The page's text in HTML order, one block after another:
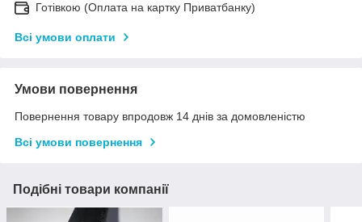
Готівкою (Оплата на картку Приватбанку)
Всі умови оплати
Умови повернення
Повернення товару впродовж 14 днів за домовленістю
Всі умови повернення
Подібні товари компанії